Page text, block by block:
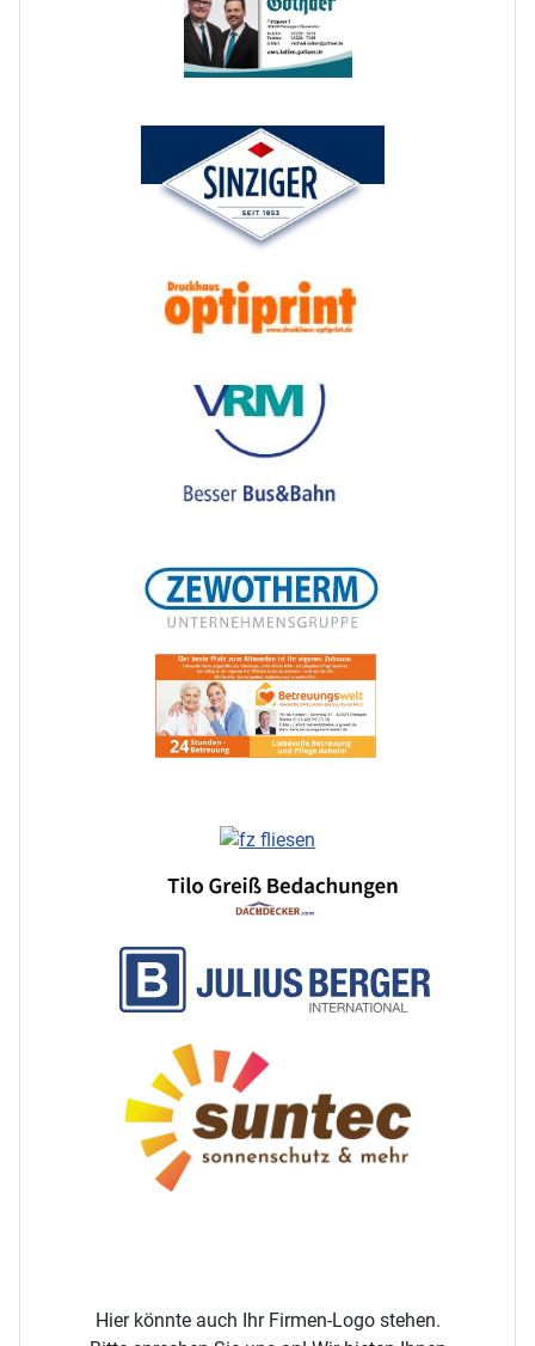
Hier könnte auch Ihr Firmen-Logo stehen.